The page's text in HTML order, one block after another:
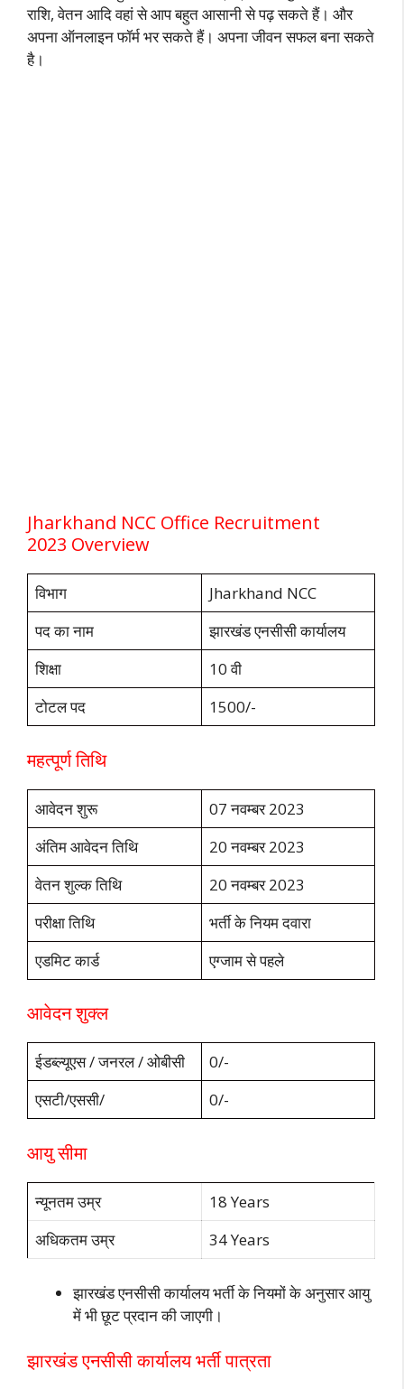
राशि, वेतन आदि वहां से आप बहुत आसानी से पढ़ सकते हैं। और
अपना ऑनलाइन फॉर्म भर सकते हैं। अपना जीवन सफल बना सकते
है।
Jharkhand NCC Office Recruitment
2023 Overview
विभाग
Jharkhand NCC
पद का नाम
झारखंड एनसीसी कार्यालय
शिक्षा
10 वी
टोटल पद
1500/-
महत्पूर्ण तिथि
आवेदन शुरू
07 नवम्बर 2023
अंतिम आवेदन तिथि
20 नवम्बर 2023
वेतन शुल्क तिथि
20 नवम्बर 2023
परीक्षा तिथि
भर्ती के नियम दवारा
एडमिट कार्ड
एग्जाम से पहले
आवेदन शुक्ल
ईडब्ल्यूएस / जनरल / ओबीसी
0/-
एसटी/एससी/
0/-
आयु सीमा
न्यूनतम उम्र
18 Years
अधिकतम उम्र
34 Years
झारखंड एनसीसी कार्यालय भर्ती के नियमों के अनुसार आयु
में भी छूट प्रदान की जाएगी।
झारखंड एनसीसी कार्यालय भर्ती पात्रता